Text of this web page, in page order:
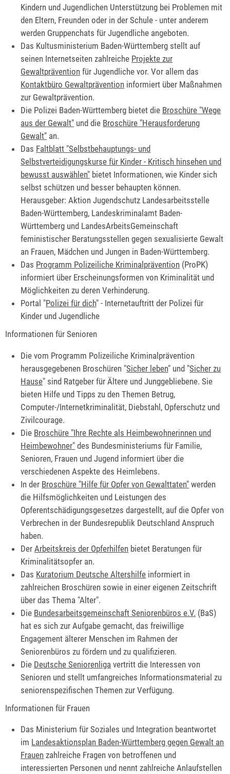
Kindern und Jugendlichen Unterstützung bei Problemen mit
den Eltern, Freunden oder in der Schule - unter anderem
werden Gruppenchats für Jugendliche angeboten.
Das Kultusministerium Baden-Württemberg stellt auf
seinen Internetseiten zahlreiche Projekte zur
Gewaltprävention für Jugendliche vor. Vor allem das
Kontaktbüro Gewaltprävention informiert über Maßnahmen
zur Gewaltprävention.
Die Polizei Baden-Württemberg bietet die Broschüre "Wege
aus der Gewalt" und die Broschüre "Herausforderung
Gewalt" an.
Das Faltblatt "Selbstbehauptungs- und
Selbstverteidigungskurse für Kinder - Kritisch hinsehen und
bewusst auswählen" bietet Informationen, wie Kinder sich
selbst schützen und besser behaupten können.
Herausgeber: Aktion Jugendschutz Landesarbeitsstelle
Baden-Württemberg, Landeskriminalamt Baden-
Württemberg und LandesArbeitsGemeinschaft
feministischer Beratungsstellen gegen sexualisierte Gewalt
an Frauen, Mädchen und Jungen in Baden-Württemberg.
Das Programm Polizeiliche Kriminalprävention (ProPK)
informiert über Erscheinungsformen von Kriminalität und
Möglichkeiten zu deren Verhinderung.
Portal "Polizei für dich" - Internetauftritt der Polizei für
Kinder und Jugendliche
Informationen für Senioren
Die vom Programm Polizeiliche Kriminalprävention
herausgegebenen Broschüren "Sicher leben" und "Sicher zu
Hause" sind Ratgeber für Ältere und Junggebliebene. Sie
bieten Hilfe und Tipps zu den Themen Betrug,
Computer-/Internetkriminalität, Diebstahl, Opferschutz und
Zivilcourage.
Die Broschüre "Ihre Rechte als Heimbewohnerinnen und
Heimbewohner" des Bundesministeriums für Familie,
Senioren, Frauen und Jugend informiert über die
verschiedenen Aspekte des Heimlebens.
In der Broschüre "Hilfe für Opfer von Gewalttaten" werden
die Hilfsmöglichkeiten und Leistungen des
Opferentschädigungsgesetzes dargestellt, auf die Opfer von
Verbrechen in der Bundesrepublik Deutschland Anspruch
haben.
DerArbeitskreis der Opferhilfen bietet Beratungen für
Kriminalitätsopfer an.
Das Kuratorium Deutsche Altershilfe informiert in
zahlreichen Broschüren sowie in einer eigenen Zeitschrift
über das Thema "Alter".
Die Bundesarbeitsgemeinschaft Seniorenbüros e.V. (BaS)
hat es sich zur Aufgabe gemacht, das freiwillige
Engagement älterer Menschen im Rahmen der
Seniorenbüros zu fördern und zu qualifizieren.
Die Deutsche Seniorenliga vertritt die Interessen von
Senioren und stellt umfangreiches Informationsmaterial zu
seniorenspezifischen Themen zur Verfügung.
Informationen für Frauen
Das Ministerium für Soziales und Integration beantwortet
im Landesaktionsplan Baden-Württemberg gegen Gewalt an
Frauen zahlreiche Fragen von betroffenen und
interessierten Personen und nennt zahlreiche Anlaufstellen